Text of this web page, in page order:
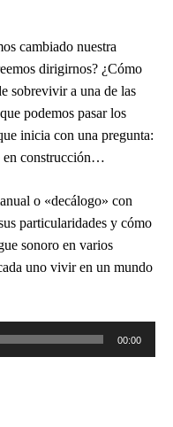
cambiado nuestra
dirigirnos? ¿Cómo
sobrevivir a una de las
podemos pasar los
inicia con una pregunta:
en construcción…
o «decálogo» con
particularidades y cómo
sonoro en varios
uno vivir en un mundo
00:00